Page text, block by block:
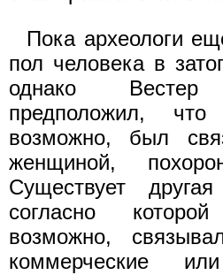
Пока археологи
пол человека в
однако
предположил,
возможно, был
женщиной,
Существует
согласно
возможно,
коммерческие